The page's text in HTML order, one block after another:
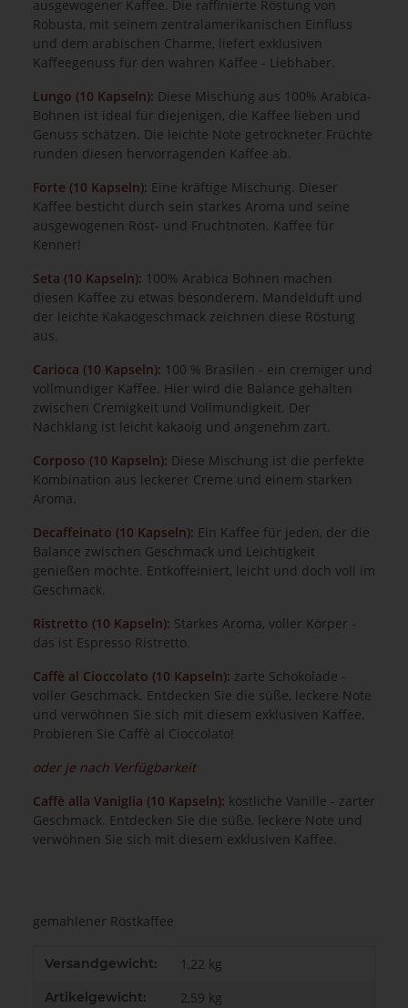
ausgewogener Kaffee. Die raffinierte Röstung von
Robusta, mit seinem zentralamerikanischen Einfluss
und dem arabischen Charme, liefert exklusiven
Kaffeegenuss für den wahren Kaffee - Liebhaber.
Lungo (10 Kapseln): Diese Mischung aus 100% Arabica-
Bohnen ist ideal für diejenigen, die Kaffee lieben und
Genuss schätzen. Die leichte Note getrockneter Früchte
runden diesen hervorragenden Kaffee ab.
Forte (10 Kapseln): Eine kräftige Mischung. Dieser
Kaffee besticht durch sein starkes Aroma und seine
ausgewogenen Röst- und Fruchtnoten. Kaffee für
Kenner!
Seta (10 Kapseln): 100% Arabica Bohnen machen
diesen Kaffee zu etwas besonderem. Mandelduft und
der leichte Kakaogeschmack zeichnen diese Röstung
aus.
Carioca (10 Kapseln): 100 % Brasilen - ein cremiger und
vollmundiger Kaffee. Hier wird die Balance gehalten
zwischen Cremigkeit und Vollmundigkeit. Der
Nachklang ist leicht kakaoig und angenehm zart.
Corposo (10 Kapseln): Diese Mischung ist die perfekte
Kombination aus leckerer Creme und einem starken
Aroma.
Decaffeinato (10 Kapseln): Ein Kaffee für jeden, der die
Balance zwischen Geschmack und Leichtigkeit
genießen möchte. Entkoffeiniert, leicht und doch voll im
Geschmack.
Ristretto (10 Kapseln): Starkes Aroma, voller Körper -
das ist Espresso Ristretto.
Caffè al Cioccolato (10 Kapseln): zarte Schokolade -
voller Geschmack. Entdecken Sie die süße, leckere Note
und verwöhnen Sie sich mit diesem exklusiven Kaffee.
Probieren Sie Caffè al Cioccolato!
oder je nach Verfügbarkeit
Caffè alla Vaniglia (10 Kapseln): köstliche Vanille - zarter
Geschmack. Entdecken Sie die süße, leckere Note und
verwöhnen Sie sich mit diesem exklusiven Kaffee.
gemahlener Röstkaffee
Produkteigenschaft
Wert
Versandgewicht: 1,22 kg
Artikelgewicht: 2,59 kg